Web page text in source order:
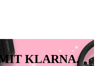
KLARNA.